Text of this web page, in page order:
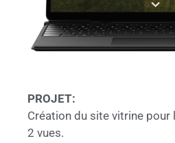
PROJET:
Création du site vitrine pour
2 vues.